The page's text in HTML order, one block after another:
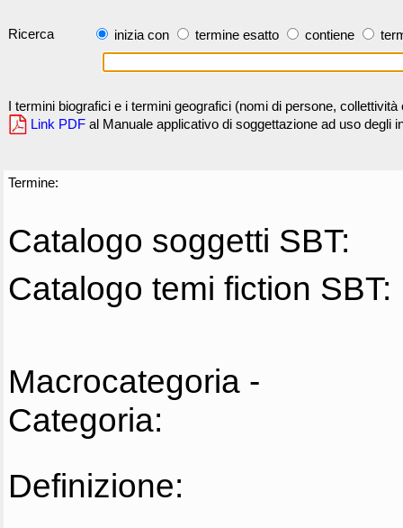
Ricerca inizia con termine esatto contiene
I termini biografici e i termini geografici (nomi di persone,
Link PDF al Manuale applicativo di soggettazione ad uso degli
Termine:
Catalogo soggetti SBT:
Catalogo temi fiction SBT:
Macrocategoria -
Categoria:
Definizione: